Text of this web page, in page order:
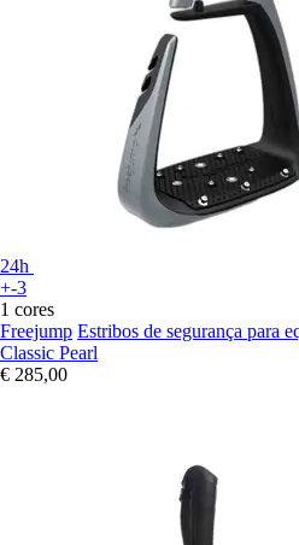
24h
+-3
1 cores
Freejump Estribos de segurança para
Classic Pearl
€ 285,00